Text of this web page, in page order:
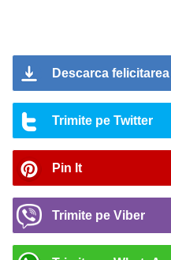
Descarca felicitarea
Trimite pe Twitter
Pin It
Trimite pe Viber